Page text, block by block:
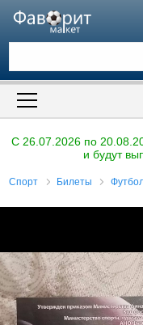
Искать также в описании
C 26.07.2026 по
и будут
Спорт Билеты